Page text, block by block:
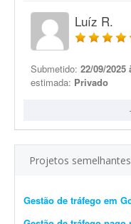
Luíz R.
Submetido: 22/09/2025
estimada: Privado
Projetos
Gestão de tráfego em